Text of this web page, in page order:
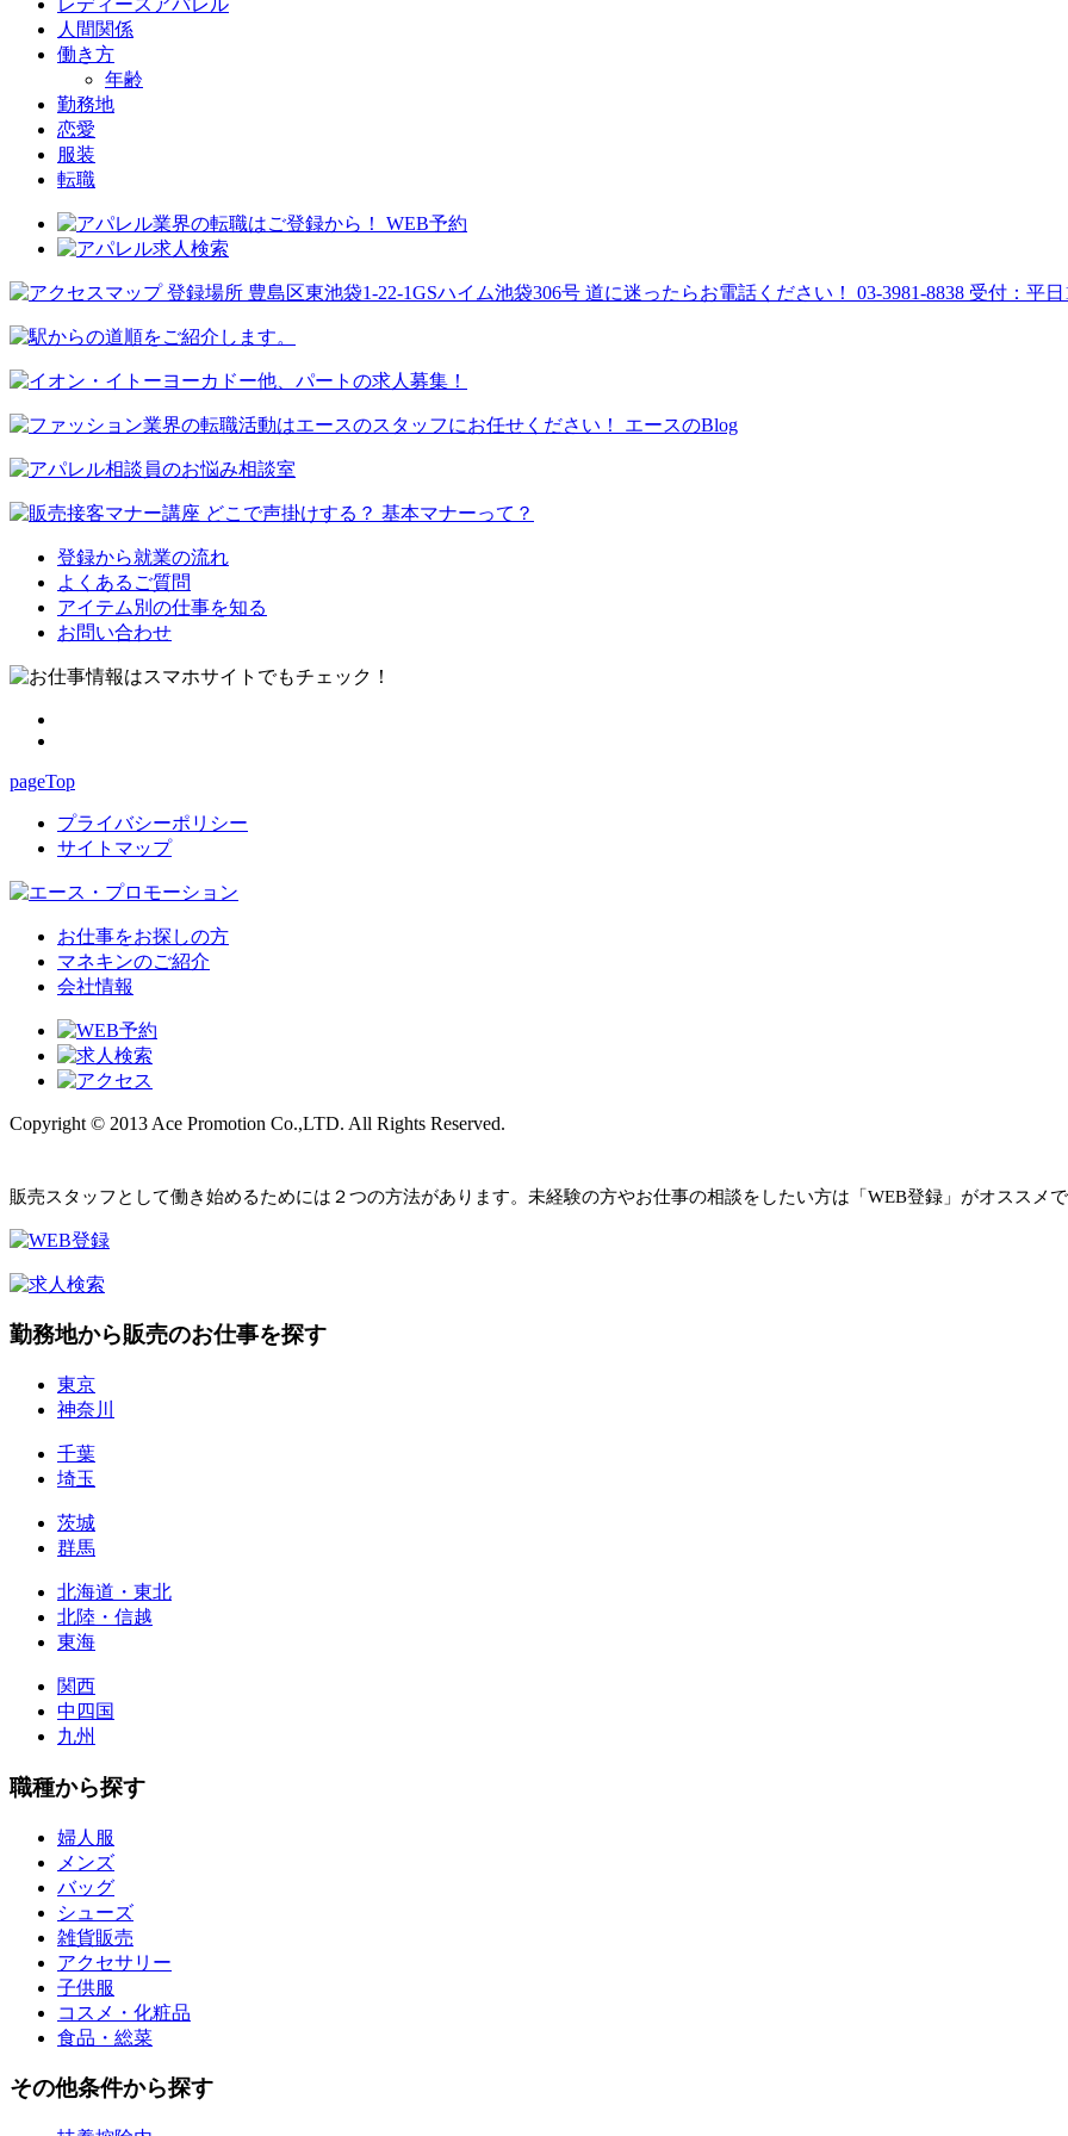
人間関係
働き方
年齢
勤務地
恋愛
服装
転職
登録から就業の流れ
よくあるご質問
アイテム別の仕事を知る
お問い合わせ
pageTop
プライバシーポリシー
サイトマップ
お仕事をお探しの方
マネキンのご紹介
会社情報
Copyright © 2013 Ace Promotion Co.,LTD. All Rights Reserved.
販売スタッフとして働き始めるためには２つの方法があります。未経験の方やお仕事の相談をしたい方は「WEB登録」がオススメ
勤務地から販売のお仕事を探す
東京
神奈川
千葉
埼玉
茨城
群馬
北海道・東北
北陸・信越
東海
関西
中四国
九州
職種から探す
婦人服
メンズ
バッグ
シューズ
雑貨販売
アクセサリー
子供服
コスメ・化粧品
食品・総菜
その他条件から探す